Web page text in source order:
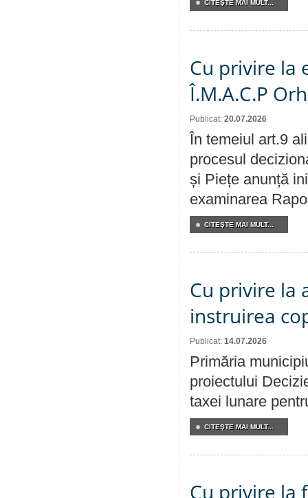
CITEŞTE MAI MULT...
Cu privire la
Î.M.A.C.P
Publicat: 20.07.2026
În temeiul art.9
procesul
și Piețe anunță
examinarea
CITEŞTE MAI MULT...
Cu privire la
instruirea
Publicat: 14.07.2026
Primăria
proiectului
taxei lunare
CITEŞTE MAI MULT...
Cu privire la